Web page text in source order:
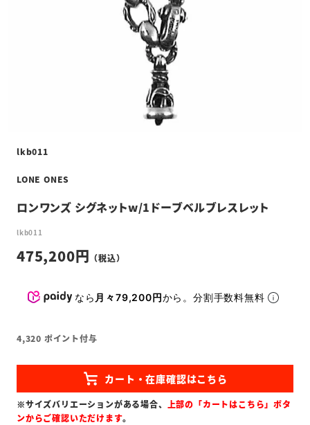
lkb011
LONE ONES
ロンワンズ シグネットw/1ドーブベルブレスレット
lkb011
475,200
なら 月々79,200円から。分割手数料無料
4,320 ポイント付与
※サイズバリエーションがある場合、 上部の「カートはこちら」ボタ
ンからご確認いただけます。